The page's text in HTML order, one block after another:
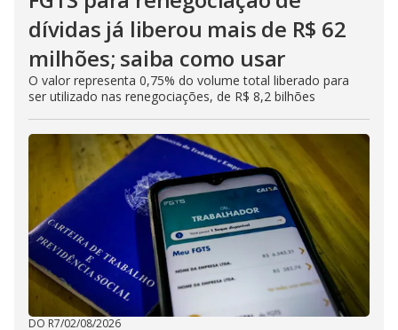
dívidas já liberou mais de R$ 62
milhões; saiba como usar
O valor representa 0,75% do volume total liberado para
ser utilizado nas renegociações, de R$ 8,2 bilhões
DO R7/02/08/2026